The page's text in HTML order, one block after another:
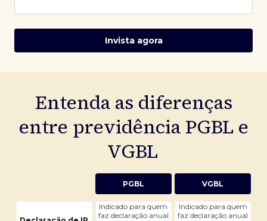
Invista agora
Entenda as diferenças
entre previdência PGBL e
VGBL
PGBL VGBL
Indicado para quem
faz declaração anual
Indicado para quem
faz declaração anual